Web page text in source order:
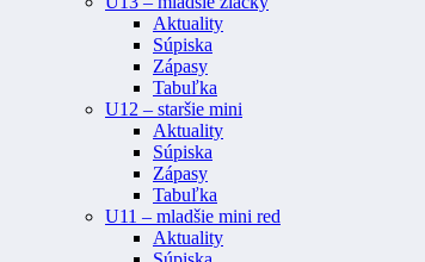
Aktuality
Súpiska
Zápasy
Tabuľka
U12 – staršie mini
Aktuality
Súpiska
Zápasy
Tabuľka
U11 – mladšie mini red
Aktuality